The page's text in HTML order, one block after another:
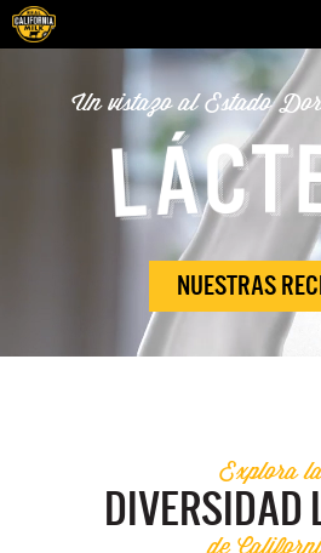
Un vistazo al Estado
NUESTRAS
Explora
DIVERSIDAD
de